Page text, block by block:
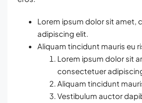
Lorem ipsum dolor sit amet,
adipiscing elit.
Aliquam tincidunt mauris eu
Lorem ipsum dolor sit
consectetuer
Aliquam tincidunt
Vestibulum auctor